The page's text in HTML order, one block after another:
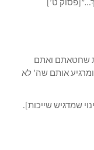
ט’]
שחטאתם ואתם
אותם שה’ לא
שמדגיש שייכות].